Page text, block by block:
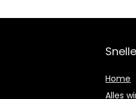
Home
Alles